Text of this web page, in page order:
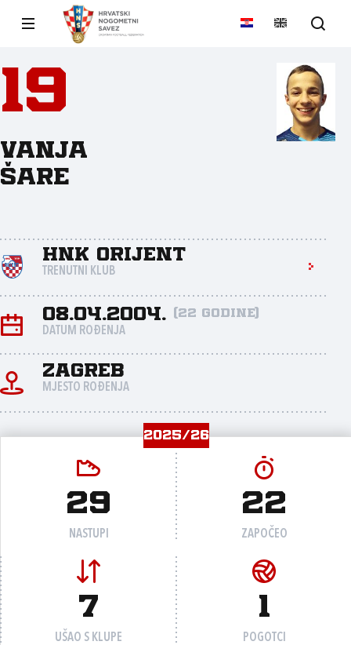
19
Vanja
Šare
HNK Orijent
TRENUTNI KLUB
08.04.2004. (22 godine)
DATUM ROĐENJA
Zagreb
MJESTO ROĐENJA
2025/26
29
NASTUPI
22
ZAPOČEO
7
UŠAO S KLUPE
1
POGOTCI